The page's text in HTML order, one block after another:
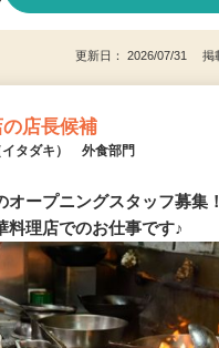
更新日： 2026/07/31 掲
店長候補
タダキ） 外食部門
オープニングスタッフ募集
料理店でのお仕事です♪